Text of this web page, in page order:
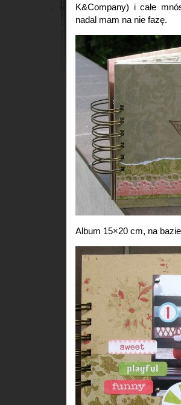
K&Company) i całe
nadal mam na nie fazę.
Album 15×20 cm, na